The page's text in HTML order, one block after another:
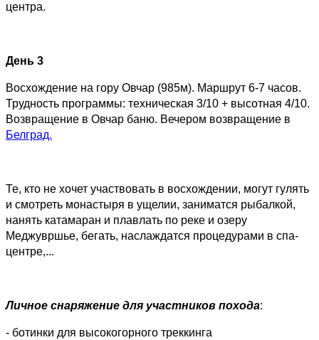
центра.
День 3
Восхождение на гору Овчар (985м). Маршрут 6-7 часов.
Трудность программы: техническая 3/10 + высотная 4/10.
Возвращение в Овчар баню. Вечером возвращение в
Белград.
Те, кто не хочет участвовать в восхождении, могут гулять
и смотреть монастыря в ущелии, заниматся рыбалкой,
нанять катамаран и плавлать по реке и озеру
Меджувршье, бегать, наслаждатся процедурами в спа-
центре,...
Личное снаряжение для участников похода:
- ботинки для высокогорного треккинга